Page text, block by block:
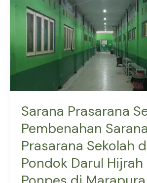
Sarana Prasarana
Pembenahan Sarana
Prasarana Sekolah
Pondok Darul Hijrah
Sarana
Prasarana
di
Pondok
Darul
Ponpes
di